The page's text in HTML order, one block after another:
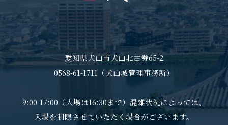
愛知県犬山市犬山北古券65-2
0568-61-1711（犬山城管理事務所）
9:00-17:00（入場は16:30まで）混雑状況によっては、
入場を制限させていただく場合がございます。